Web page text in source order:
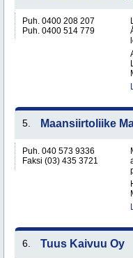
Puh. 0400 208 207
Puh. 0400 514 779
5. Maansiirtoliike
Puh. 040 573 9336
Faksi (03) 435 3721
6. Tuus Kaivuu Oy